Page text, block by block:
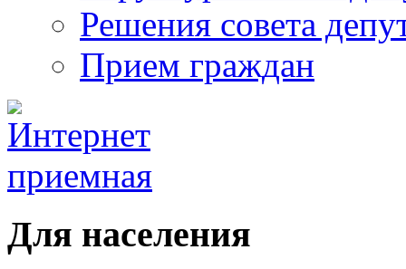
Решения совета
Прием граждан
Для населения